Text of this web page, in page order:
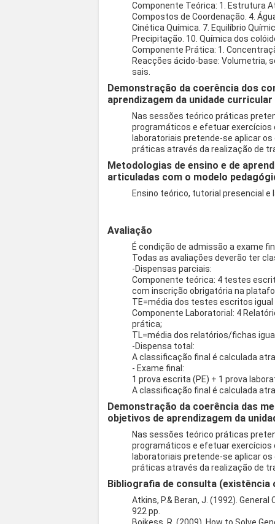
Componente Teórica: 1. Estrutura
Compostos de Coordenação. 4.
Cinética Química. 7. Equilíbrio
Precipitação. 10. Química dos
Componente Prática: 1.
Reacções ácido-base: Volumetria,
sais.
Demonstração da coerência dos
aprendizagem da unidade curricular
Nas sessões teórico práticas
programáticos e efetuar exercícios
laboratoriais pretende-se aplicar
práticas através da realização de
Metodologias de ensino e de
articuladas com o modelo
Ensino teórico, tutorial presencial e
Avaliação
É condição de admissão a exame
Todas as avaliações deverão ter
-Dispensas parciais:
Componente teórica: 4 testes
com inscrição obrigatória na
TE=média dos testes escritos igual
Componente Laboratorial: 4
prática;
TL=média dos relatórios/fichas
-Dispensa total:
A classificação final é calculada
- Exame final:
1 prova escrita (PE) + 1 prova
A classificação final é calculada
Demonstração da coerência das
objetivos de aprendizagem da
Nas sessões teórico práticas
programáticos e efetuar exercícios
laboratoriais pretende-se aplicar
práticas através da realização de
Bibliografia de consulta
Atkins, P.& Beran, J. (1992).
922 pp.